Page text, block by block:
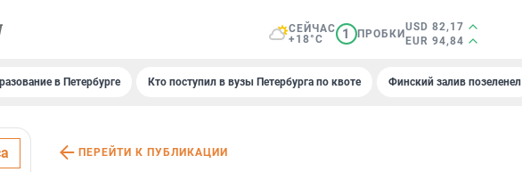
СЕЙЧАС
+18°C
1 ПРОБКИ
USD 82,17
EUR 94,84
в Петербурге Кто поступил в вузы Петербурга по квоте Финский залив позеленел
ПЕРЕЙТИ К ПУБЛИКАЦИИ